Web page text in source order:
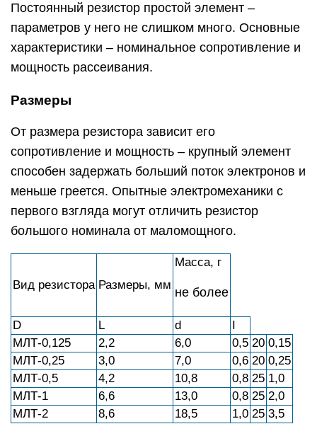
Постоянный резистор простой элемент –
параметров у него не слишком много. Основные
характеристики – номинальное сопротивление и
мощность рассеивания.
Размеры
От размера резистора зависит его
сопротивление и мощность – крупный элемент
способен задержать больший поток электронов и
меньше греется. Опытные электромеханики с
первого взгляда могут отличить резистор
большого номинала от маломощного.
Вид резистора Размеры, мм
Масса, г
не более
D L d
I
МЛТ-0,125
2,2 6,0 0,5 20 0,15
МЛТ-0,25
3,0 7,0 0,6 20 0,25
МЛТ-0,5
4,2 10,8 0,8 25 1,0
МЛТ-1
6,6 13,0 0,8 25 2,0
МЛТ-2
8,6 18,5 1,0 25 3,5